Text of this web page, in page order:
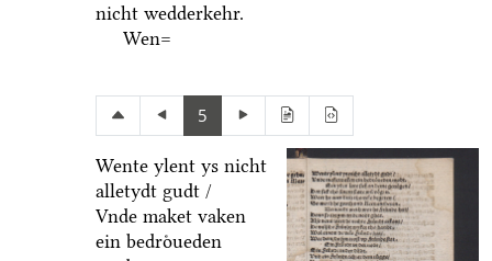
nicht wedderkehr.
Wen=
5
Wente ylent ys nicht
alletydt gudt /
Vnde maket vaken
ein bedroͤueden